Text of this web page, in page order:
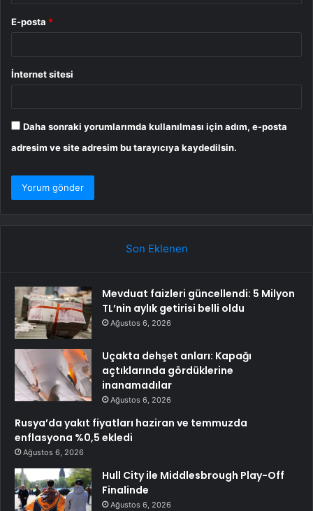
E-posta *
İnternet sitesi
Daha sonraki yorumlarımda kullanılması için adım, e-posta
adresim ve site adresim bu tarayıcıya kaydedilsin.
Son Eklenen
Mevduat faizleri güncellendi: 5 Milyon
TL’nin aylık getirisi belli oldu
Ağustos 6, 2026
Uçakta dehşet anları: Kapağı
açtıklarında gördüklerine
inanamadılar
Ağustos 6, 2026
Rusya’da yakıt fiyatları haziran ve temmuzda
enflasyona %0,5 ekledi
Ağustos 6, 2026
Hull City ile Middlesbrough Play-Off
Finalinde
Ağustos 6, 2026